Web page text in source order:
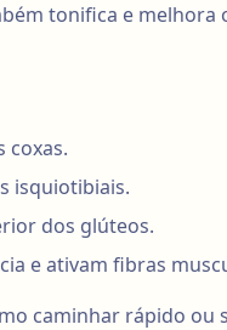
tonifica e melhora
coxas.
isquiotibiais.
dos glúteos.
e ativam fibras
caminhar rápido ou